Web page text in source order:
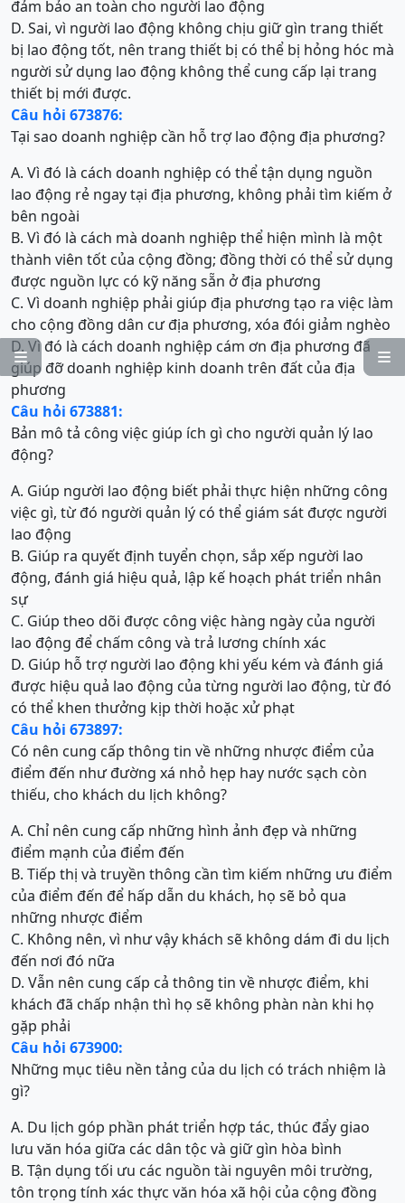


đảm bảo an toàn cho người lao động
D. Sai, vì người lao động không chịu giữ gìn trang thiết
bị lao động tốt, nên trang thiết bị có thể bị hỏng hóc mà
người sử dụng lao động không thể cung cấp lại trang
thiết bị mới được.
Câu hỏi 673876:
Tại sao doanh nghiệp cần hỗ trợ lao động địa phương?
A. Vì đó là cách doanh nghiệp có thể tận dụng nguồn
lao động rẻ ngay tại địa phương, không phải tìm kiếm ở
bên ngoài
B. Vì đó là cách mà doanh nghiệp thể hiện mình là một
thành viên tốt của cộng đồng; đồng thời có thể sử dụng
được nguồn lực có kỹ năng sẵn ở địa phương
C. Vì doanh nghiệp phải giúp địa phương tạo ra việc làm
cho cộng đồng dân cư địa phương, xóa đói giảm nghèo
D. Vì đó là cách doanh nghiệp cám ơn địa phương đã
giúp đỡ doanh nghiệp kinh doanh trên đất của địa
phương
Câu hỏi 673881:
Bản mô tả công việc giúp ích gì cho người quản lý lao
động?
A. Giúp người lao động biết phải thực hiện những công
việc gì, từ đó người quản lý có thể giám sát được người
lao động
B. Giúp ra quyết định tuyển chọn, sắp xếp người lao
động, đánh giá hiệu quả, lập kế hoạch phát triển nhân
sự
C. Giúp theo dõi được công việc hàng ngày của người
lao động để chấm công và trả lương chính xác
D. Giúp hỗ trợ người lao động khi yếu kém và đánh giá
được hiệu quả lao động của từng người lao động, từ đó
có thể khen thưởng kịp thời hoặc xử phạt
Câu hỏi 673897:
Có nên cung cấp thông tin về những nhược điểm của
điểm đến như đường xá nhỏ hẹp hay nước sạch còn
thiếu, cho khách du lịch không?
A. Chỉ nên cung cấp những hình ảnh đẹp và những
điểm mạnh của điểm đến
B. Tiếp thị và truyền thông cần tìm kiếm những ưu điểm
của điểm đến để hấp dẫn du khách, họ sẽ bỏ qua
những nhược điểm
C. Không nên, vì như vậy khách sẽ không dám đi du lịch
đến nơi đó nữa
D. Vẫn nên cung cấp cả thông tin về nhược điểm, khi
khách đã chấp nhận thì họ sẽ không phàn nàn khi họ
gặp phải
Câu hỏi 673900:
Những mục tiêu nền tảng của du lịch có trách nhiệm là
gì?
A. Du lịch góp phần phát triển hợp tác, thúc đẩy giao
lưu văn hóa giữa các dân tộc và giữ gìn hòa bình
B. Tận dụng tối ưu các nguồn tài nguyên môi trường,
tôn trọng tính xác thực văn hóa xã hội của cộng đồng